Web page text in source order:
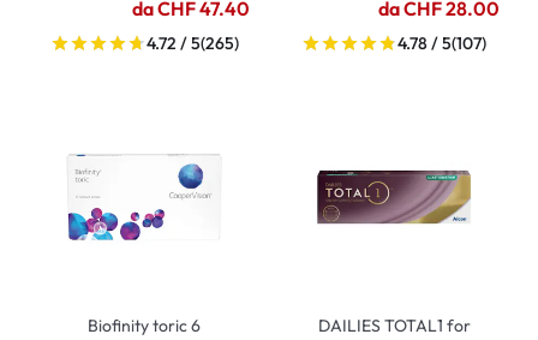
da CHF 47.40
4.72 / 5(265)
da CHF 28.00
4.78 / 5(107)
Biofinity toric 6
DAILIES TOTAL1 for